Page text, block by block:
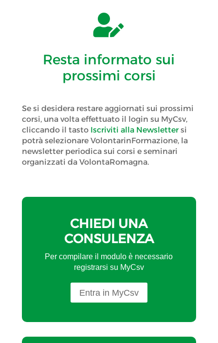

Resta informato sui
prossimi corsi
Se si desidera restare aggiornati sui prossimi
corsi, una volta effettuato il login su MyCsv,
cliccando il tasto Iscriviti alla Newslettersi
potrà selezionare VolontarinFormazione, la
newsletter periodica sui corsi e seminari
organizzati da VolontaRomagna.
CHIEDI UNA
CONSULENZA
Per compilare il modulo è necessario
registrarsi su MyCsv
Entra in MyCsv